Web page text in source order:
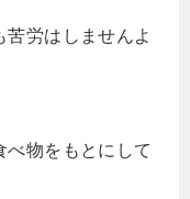
労はしませんよ
べ物をもとにして